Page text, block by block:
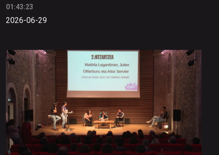
01:43:23
2026-06-29